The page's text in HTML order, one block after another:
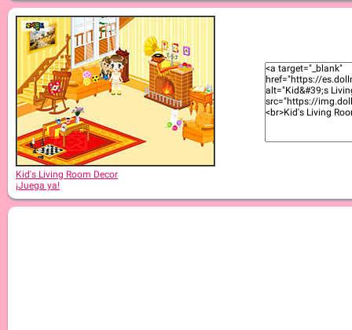
Kid's Living Room Decor
¡Juega ya!